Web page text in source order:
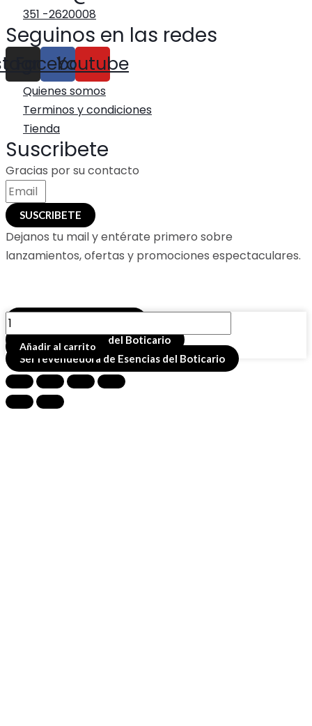
351 -2620008
Seguinos en las redes
Facebook
Youtube
Quienes somos
Terminos y condiciones
Tienda
Suscribete
Gracias por su contacto
SUSCRIBETE
Dejanos tu mail y entérate primero sobre
lanzamientos, ofertas y promociones espectaculares.
SAHUMERIO
EN
POLVO
20
GR
Añadir al carrito
Comprar esencias del Boticario
Ser revendedora de Esencias del Boticario